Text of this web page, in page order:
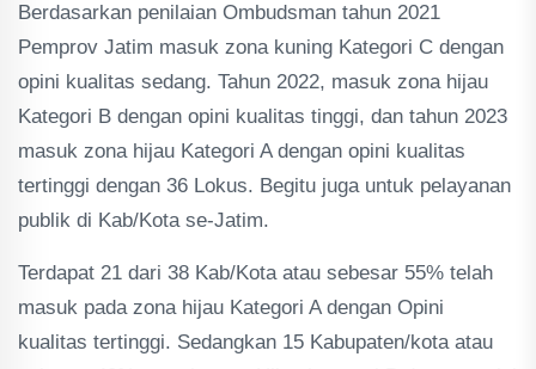
Berdasarkan penilaian Ombudsman tahun 2021
Pemprov Jatim masuk zona kuning Kategori C dengan
opini kualitas sedang. Tahun 2022, masuk zona hijau
Kategori B dengan opini kualitas tinggi, dan tahun 2023
masuk zona hijau Kategori A dengan opini kualitas
tertinggi dengan 36 Lokus. Begitu juga untuk pelayanan
publik di Kab/Kota se-Jatim.
Terdapat 21 dari 38 Kab/Kota atau sebesar 55% telah
masuk pada zona hijau Kategori A dengan Opini
kualitas tertinggi. Sedangkan 15 Kabupaten/kota atau